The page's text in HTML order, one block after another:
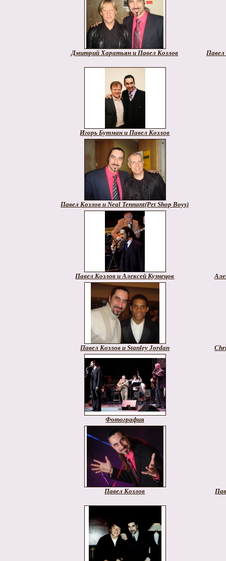
Дмитрий Харатьян и Павел Козлов Павел
Игорь Бутман и Павел Козлов
Павел Козлов и Neal Tennant(Pet Shop Boys)
Павел Козлов и Алексей Кузнецов
Павел Козлов и Stanley Jordan
Фотография
Павел Козлов